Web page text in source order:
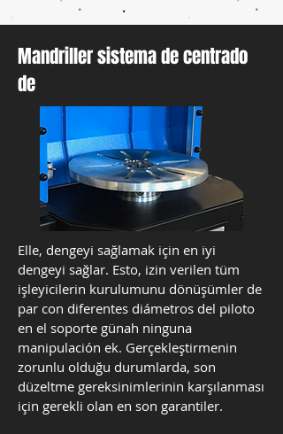
Mandriller sistema de centrado
de
Elle, dengeyi sağlamak için en iyi
dengeyi sağlar. Esto, izin verilen tüm
işleyicilerin kurulumunu dönüşümler de
par con diferentes diámetros del piloto
en el soporte günah ninguna
manipulación ek. Gerçekleştirmenin
zorunlu olduğu durumlarda, son
düzeltme gereksinimlerinin karşılanması
için gerekli olan en son garantiler.